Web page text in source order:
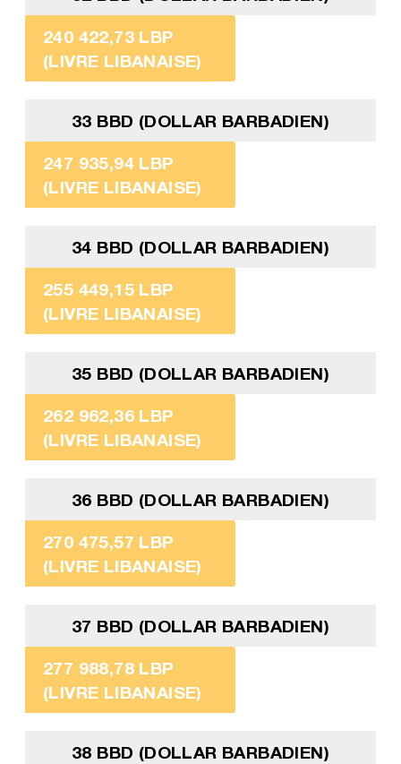
240 422,73 LBP
(LIVRE LIBANAISE)
33 BBD (DOLLAR BARBADIEN)
247 935,94 LBP
(LIVRE LIBANAISE)
34 BBD (DOLLAR BARBADIEN)
255 449,15 LBP
(LIVRE LIBANAISE)
35 BBD (DOLLAR BARBADIEN)
262 962,36 LBP
(LIVRE LIBANAISE)
36 BBD (DOLLAR BARBADIEN)
270 475,57 LBP
(LIVRE LIBANAISE)
37 BBD (DOLLAR BARBADIEN)
277 988,78 LBP
(LIVRE LIBANAISE)
38 BBD (DOLLAR BARBADIEN)